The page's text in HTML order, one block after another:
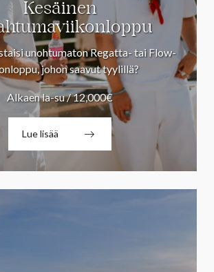
Kesäinen
unohtumaton Regatta- tai Flow-
johon saavut tyylillä?
Alkaen la-su / 12,000€
Lue lisää